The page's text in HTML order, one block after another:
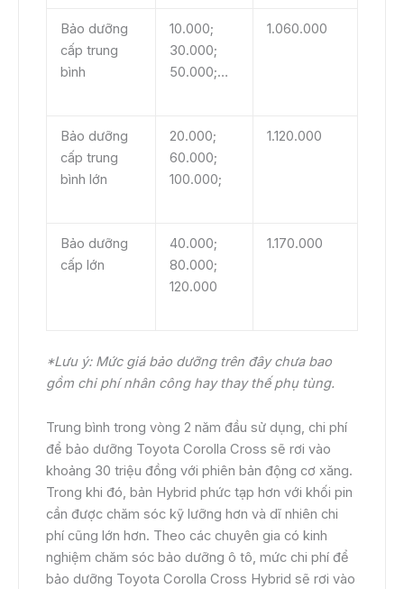
Bảo dưỡng
cấp trung
bình
10.000;
30.000;
50.000;…
1.060.000
Bảo dưỡng
cấp trung
bình lớn
20.000;
60.000;
100.000;
1.120.000
Bảo dưỡng
cấp lớn
40.000;
80.000;
120.000
1.170.000
*Lưu ý: Mức giá bảo dưỡng trên đây chưa bao
gồm chi phí nhân công hay thay thế phụ tùng.
Trung bình trong vòng 2 năm đầu sử dụng, chi phí
để bảo dưỡng Toyota Corolla Cross sẽ rơi vào
khoảng 30 triệu đồng với phiên bản động cơ xăng.
Trong khi đó, bản Hybrid phức tạp hơn với khối pin
cần được chăm sóc kỹ lưỡng hơn và dĩ nhiên chi
phí cũng lớn hơn. Theo các chuyên gia có kinh
nghiệm chăm sóc bảo dưỡng ô tô, mức chi phí để
bảo dưỡng Toyota Corolla Cross Hybrid sẽ rơi vào